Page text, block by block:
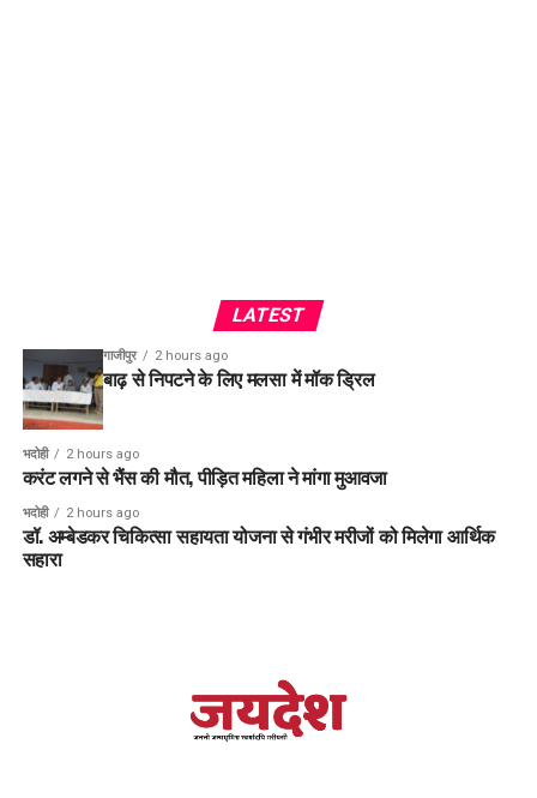
LATEST
गाजीपुर 2 hours ago
बाढ़ से निपटने के लिए मलसा में मॉक ड्रिल
भदोही 2 hours ago
करंट लगने से भैंस की मौत, पीड़ित महिला ने मांगा मुआवजा
भदोही 2 hours ago
डॉ. अम्बेडकर चिकित्सा सहायता योजना से गंभीर मरीजों को मिलेगा आर्थिक
सहारा